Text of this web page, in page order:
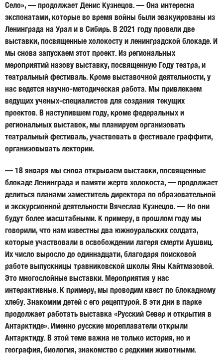
Село», — продолжает Денис Кузнецов. — Она интересна
экспонатами, которые во время войны были эвакуированы из
Ленинграда на Урал и в Сибирь. В 2021 году провели две
выставки, посвященные холокосту и ленинградской блокаде. И
мы снова запускаем этот проект. Из региональных
мероприятий назову выставку, посвященную Году театра, и
театральный фестиваль. Кроме выставочной деятельности, у
нас ведется научно-методическая работа. Мы привлекаем
ведущих ученых-специалистов для создания текущих
проектов. В наступившем году, кроме федеральных и
региональных выставок, мы планируем организовать
театральный фестиваль, участвовать в фестивале граффити,
организовывать лектории.
— 18 января мы снова открываем выставки, посвященные
блокаде Ленинграда и памяти жертв холокоста, — продолжает
делиться планами заместитель директора по образовательной
и экскурсионной деятельности Вячеслав Кузнецов. — Но они
будут более масштабными. К примеру, в прошлом году мы
говорили, что нам известны два южноуральских солдата,
которые участвовали в освобождении лагеря смерти Аушвиц.
Их число выросло до одиннадцати, благодаря поисковой
работе выпускницы травниковской школы Яны Кайтмазовой.
Это многослойные выставки. Мероприятия у нас
интерактивные. К примеру, мы проводим квест по блокадному
хлебу. Знакомим детей с его рецептурой. В эти дни в парке
продолжает работать выставка «Русский Север и открытия в
Антарктиде». Именно русские мореплаватели открыли
Антарктиду. В этой теме важна не только история, но и
география, биология, знакомство с редкими животными.